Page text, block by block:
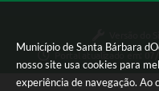
Município de Santa Bárbara
nosso site usa cookies para
experiência de navegação. Ao